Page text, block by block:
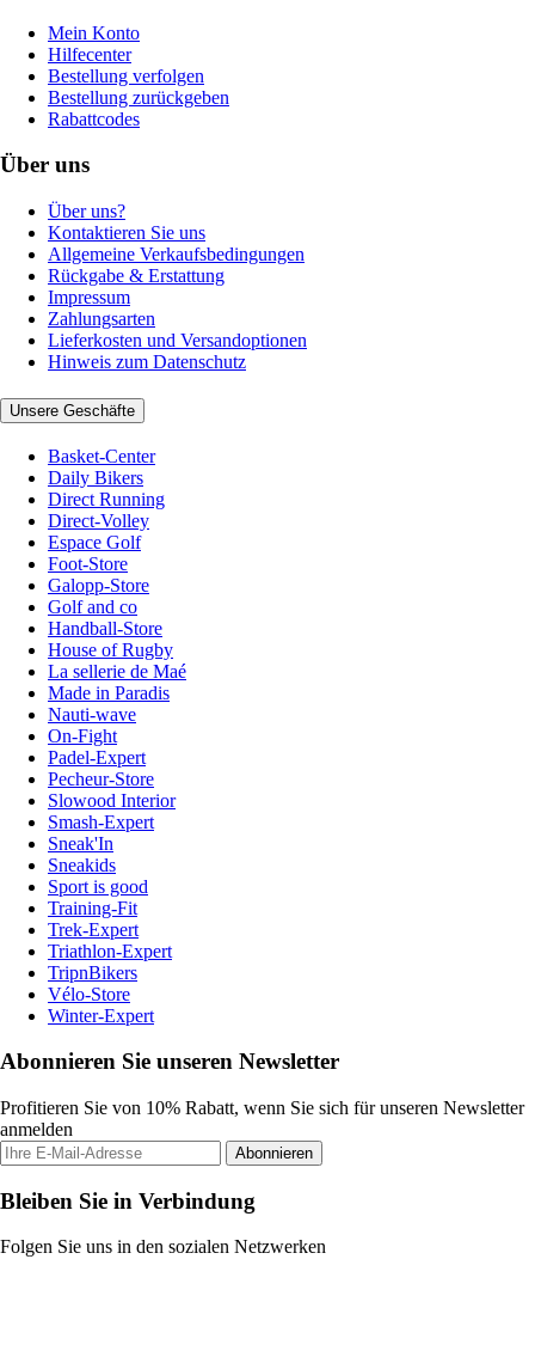
Mein Konto
Hilfecenter
Bestellung verfolgen
Bestellung zurückgeben
Rabattcodes
Über uns
Über uns?
Kontaktieren Sie uns
Allgemeine Verkaufsbedingungen
Rückgabe & Erstattung
Impressum
Zahlungsarten
Lieferkosten und Versandoptionen
Hinweis zum Datenschutz
Unsere Geschäfte
Basket-Center
Daily Bikers
Direct Running
Direct-Volley
Espace Golf
Foot-Store
Galopp-Store
Golf and co
Handball-Store
House of Rugby
La sellerie de Maé
Made in Paradis
Nauti-wave
On-Fight
Padel-Expert
Pecheur-Store
Slowood Interior
Smash-Expert
Sneak'In
Sneakids
Sport is good
Training-Fit
Trek-Expert
Triathlon-Expert
TripnBikers
Vélo-Store
Winter-Expert
Abonnieren Sie unseren Newsletter
Profitieren Sie von 10% Rabatt, wenn Sie sich für unseren Newsletter
anmelden
Abonnieren
Bleiben Sie in Verbindung
Folgen Sie uns in den sozialen Netzwerken